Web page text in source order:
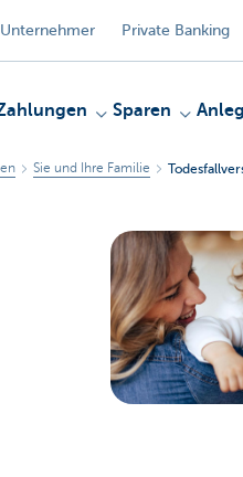
Unternehmer Private Banking
Sparen
Sie und Ihre Familie